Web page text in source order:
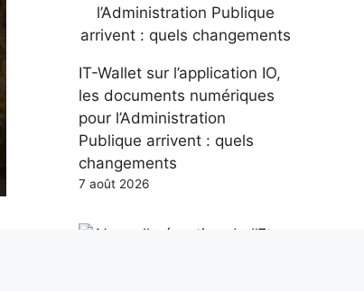
IT-Wallet sur l’application IO,
les documents numériques
pour l’Administration
Publique arrivent : quels
changements
7 août 2026